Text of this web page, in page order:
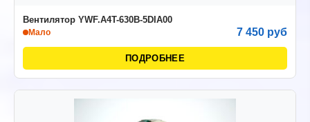
Вентилятор YWF.A4T-630В-5DIA00
Мало 7 450 руб
ПОДРОБНЕЕ